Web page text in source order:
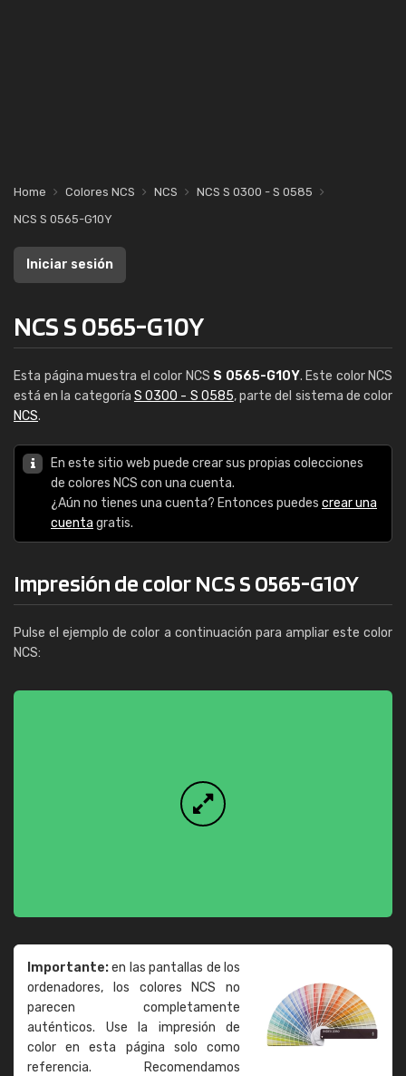
Home Colores NCS NCS
NCS S 0300 - S 0585
NCS S 0565-G10Y
Iniciar sesión
NCS S 0565-G10Y
Esta página muestra el color NCS S 0565-G10Y. Este color NCS
está en la categoría S 0300 - S 0585, parte del sistema de color
NCS.
En este sitio web puede crear sus propias colecciones
de colores NCS con una cuenta.
¿Aún no tienes una cuenta? Entonces puedes crear una
cuenta gratis.
Impresión de color NCS S 0565-G10Y
Pulse el ejemplo de color a continuación para ampliar este color
NCS:
Importante:en las pantallas de los
ordenadores, los colores NCS no
parecen completamente
auténticos. Use la impresión de
color en esta página solo como
referencia. Recomendamos